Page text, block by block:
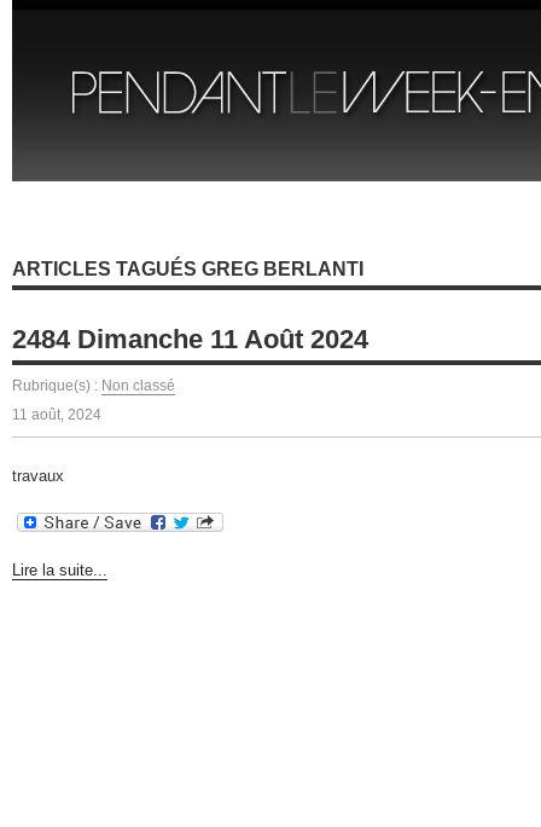
ARTICLES TAGUÉS GREG BERLANTI
2484 Dimanche 11 Août 2024
Rubrique(s) : Non classé
11 août, 2024
travaux
Lire la suite...